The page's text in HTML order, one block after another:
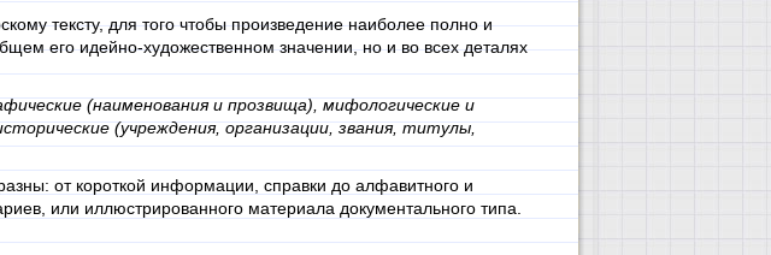
тексту, для того чтобы произведение наиболее полно и
его идейно-художественном значении, но и во всех деталях
(наименования и прозвища), мифологические и
(учреждения, организации, звания, титулы,
от короткой информации, справки до алфавитного и
или иллюстрированного материала документального типа.